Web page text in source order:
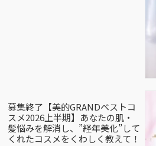
募集終了【美的GRANDベストコ
スメ2026上半期】あなたの肌・
髪悩みを解消し、”経年美化”して
くれたコスメをくわしく教えて！